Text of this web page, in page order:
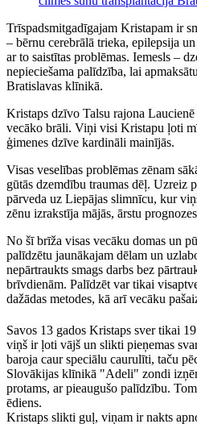
Trīspadsmitgadīgajam Kristapam ir
– bērnu cerebrālā trieka, epilepsija
ar to saistītas problēmas. Iemesls –
nepieciešama palīdzība, lai
Bratislavas klīnikā.
Kristaps dzīvo Talsu rajona
vecāko brāli. Viņi visi Kristapu ļoti
ģimenes dzīve kardināli mainījās.
Visas veselības problēmas zēnam
gūtās dzemdību traumas dēļ. Uzreiz
pārveda uz Liepājas slimnīcu, kur
zēnu izrakstīja mājās, ārstu
No šī brīža visas vecāku domas un
palīdzētu jaunākajam dēlam un
nepārtraukts smags darbs bez
brīvdienām. Palīdzēt var tikai
dažādas metodes, kā arī vecāku
Savos 13 gados Kristaps sver tikai
viņš ir ļoti vājš un slikti pieņemas
baroja caur speciālu caurulīti, taču
Slovākijas klīnikā "Adeli" zondi
protams, ar pieaugušo palīdzību.
ēdiens.
Kristaps slikti guļ, viņam ir nakts